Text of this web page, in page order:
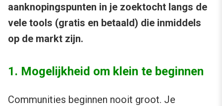
aanknopingspunten in je zoektocht langs de
vele tools (gratis en betaald) die inmiddels
op de markt zijn.
1. Mogelijkheid om klein te beginnen
Communities beginnen nooit groot. Je